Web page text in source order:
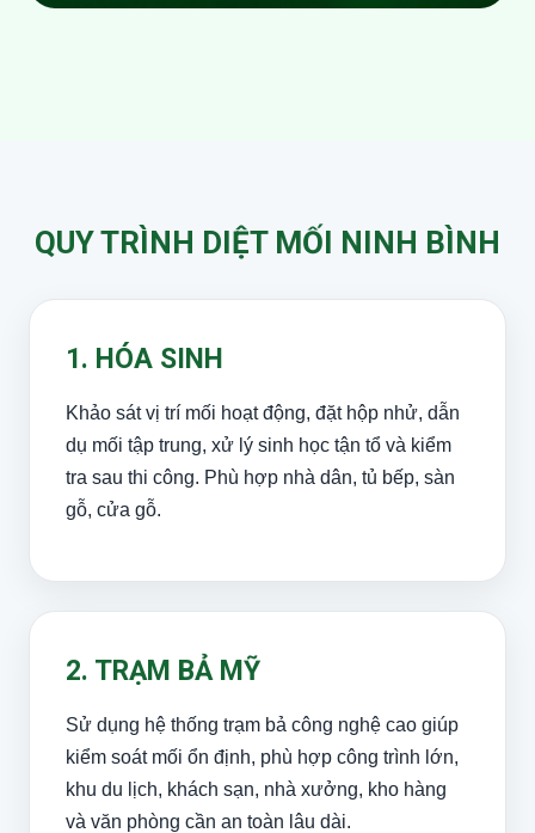
QUY TRÌNH DIỆT MỐI NINH BÌNH
1. HÓA SINH
Khảo sát vị trí mối hoạt động, đặt hộp nhử, dẫn
dụ mối tập trung, xử lý sinh học tận tổ và kiểm
tra sau thi công. Phù hợp nhà dân, tủ bếp, sàn
gỗ, cửa gỗ.
2. TRẠM BẢ MỸ
Sử dụng hệ thống trạm bả công nghệ cao giúp
kiểm soát mối ổn định, phù hợp công trình lớn,
khu du lịch, khách sạn, nhà xưởng, kho hàng
và văn phòng cần an toàn lâu dài.